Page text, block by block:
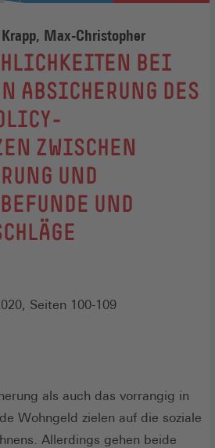
Max-Christopher
BEI
ABSICHERUNG DES
ZWISCHEN
UND
UND
Seiten 100-109
als auch das vorrangig in
Wohngeld zielen auf die soziale
Allerdings gehen beide